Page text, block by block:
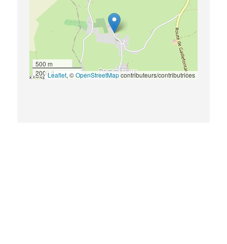
500 m
2000 ftLeaflet, ©OpenStreetMapcontributeurs/contributrices